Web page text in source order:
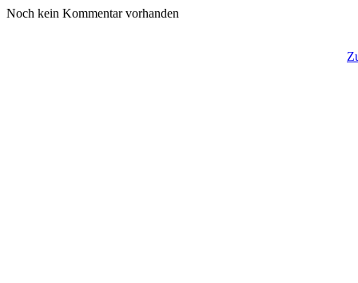
Noch kein Kommentar vorhanden